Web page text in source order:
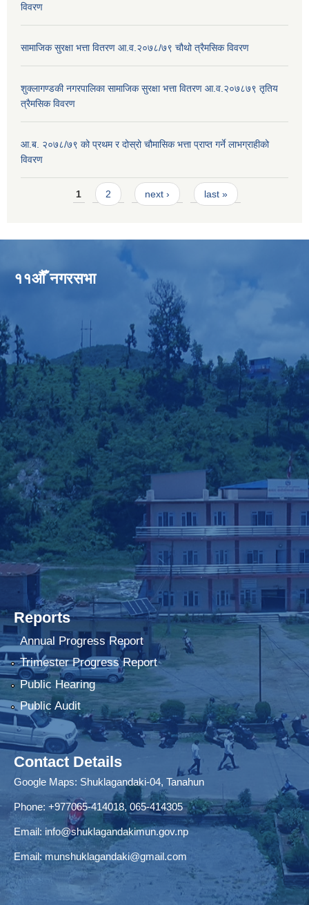
विवरण
सामाजिक सुरक्षा भत्ता वितरण आ.व.२०७८/७९ चौथो त्रैमसिक विवरण
शुक्लागण्डकी नगरपालिका सामाजिक सुरक्षा भत्ता वितरण आ.व.२०७८७९ तृतिय
त्रैमसिक विवरण
आ.ब. २०७८/७९ को प्रथम र दोस्रो चौमासिक भत्ता प्राप्त गर्ने लाभग्राहीको
विवरण
Pages1 2 next › last »
११औँ नगरसभा
Reports
Annual Progress Report
Trimester Progress Report
Public Hearing
Public Audit
Contact Details
Google Maps: Shuklagandaki-04, Tanahun
Phone: +977065-414018,065-414305
Email: info@shuklagandakimun.gov.np
Email:munshuklagandaki@gmail.com